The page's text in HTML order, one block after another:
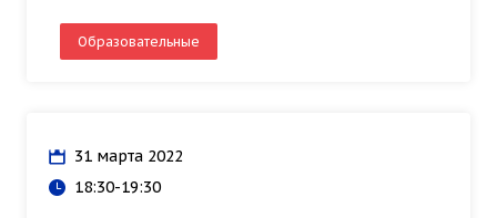
Образовательные
31 марта 2022
18:30-19:30